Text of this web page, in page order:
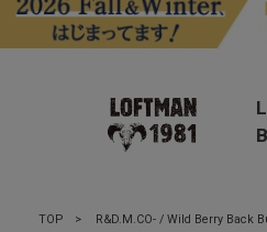
TOP > R&D.M.CO- / Wild Berry Back